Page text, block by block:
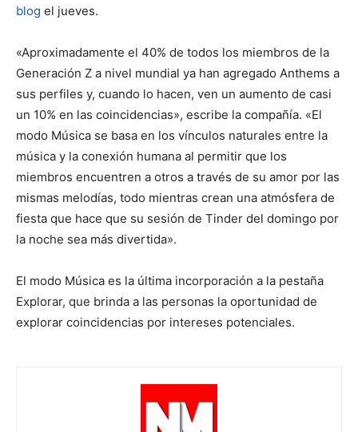
blog el jueves.
«Aproximadamente el 40% de todos los miembros de la
Generación Z a nivel mundial ya han agregado Anthems a
sus perfiles y, cuando lo hacen, ven un aumento de casi
un 10% en las coincidencias», escribe la compañía. «El
modo Música se basa en los vínculos naturales entre la
música y la conexión humana al permitir que los
miembros encuentren a otros a través de su amor por las
mismas melodías, todo mientras crean una atmósfera de
fiesta que hace que su sesión de Tinder del domingo por
la noche sea más divertida».
El modo Música es la última incorporación a la pestaña
Explorar, que brinda a las personas la oportunidad de
explorar coincidencias por intereses potenciales.